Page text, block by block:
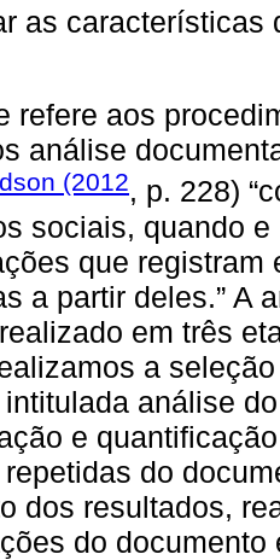
as características
refere aos
análise
(2012, p. 228)
sociais, quando
que
a partir deles.” A
em três
a
análise
e
do
dos resultados,
do